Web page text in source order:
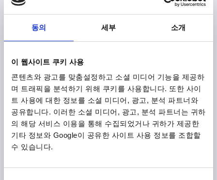
동의 세부 소개
이 웹사이트 쿠키 사용
콘텐츠와 광고를 맞춤설정하고 소셜 미디어 기능을 제공하
며 트래픽을 분석하기 위해 쿠키를 사용합니다. 또한 사이
트 사용에 대한 정보를 소셜 미디어, 광고, 분석 파트너와
공유합니다. 이러한 소셜 미디어, 광고, 분석 파트너는 귀하
의 해당 서비스 이용을 통해 수집되었거나 귀하가 제공한
기타 정보와 Google이 공유한 사이트 사용 정보를 조합할
수 있습니다.
부가세 별도
세부 사항
K1874 B
커넥터 나사 연결부 있음, 타입:B 앵글형 부시 4-폴 ,
P=5000, N=4X0,25 MM², 플라스틱 검정, 자기 플라스틱 스
트립PVC 검정